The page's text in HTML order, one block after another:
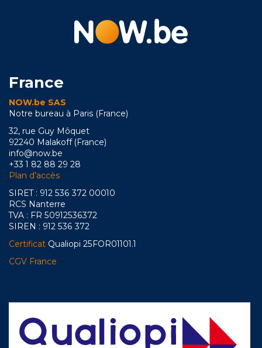
France
NOW.be SAS
Notre bureau à Paris (France)
32, rue Guy Môquet
92240 Malakoff (France)
info@now.be
+33 1 82 88 29 28
Plan d’accès
SIRET : 912 536 372 00010
RCS Nanterre
TVA : FR 50912536372
SIREN : 912 536 372
Certificat Qualiopi 25FOR01101.1
CGV France